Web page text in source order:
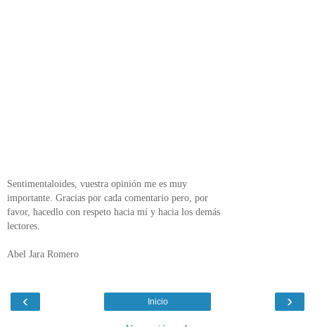
Sentimentaloides, vuestra opinión me es muy
importante. Gracias por cada comentario pero, por
favor, hacedlo con respeto hacia mí y hacia los demás
lectores.
Abel Jara Romero
‹ ›
Inicio